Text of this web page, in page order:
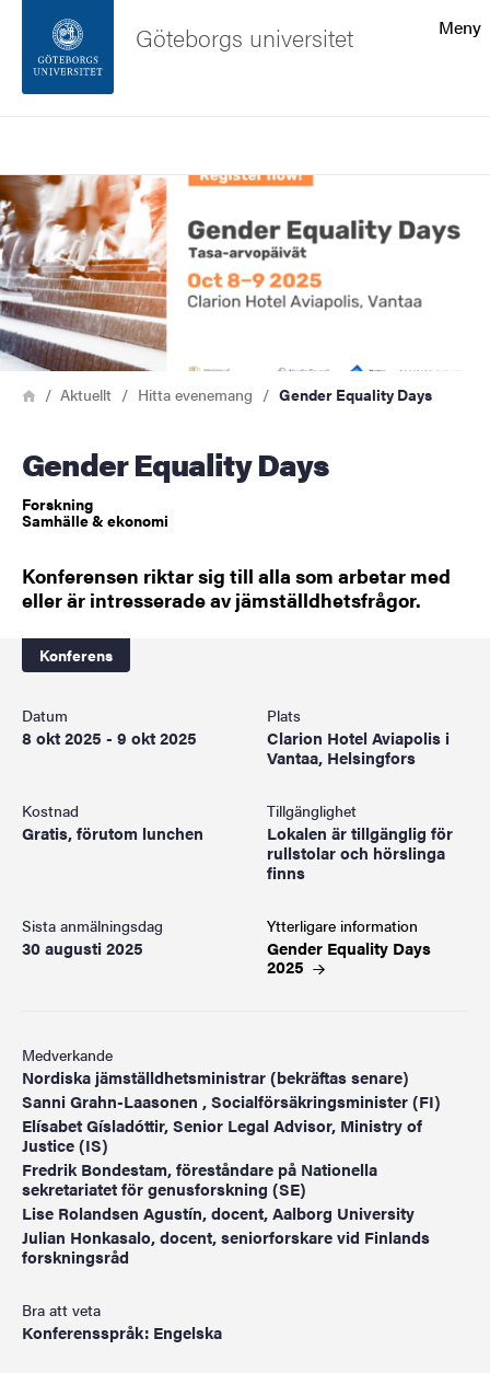
Sidfoten
Om webbplatsen
Meny
Göteborgs universitet
Bild
Länkstig
HemAktuellt Hitta evenemang Gender Equality Days
Gender Equality Days
Forskning
Samhälle & ekonomi
Konferensen riktar sig till alla som arbetar med
eller är intresserade av jämställdhetsfrågor.
Konferens
Datum
8 okt 2025 - 9 okt 2025
Plats
Clarion Hotel Aviapolis i
Vantaa, Helsingfors
Kostnad
Gratis, förutom lunchen
Tillgänglighet
Lokalen är tillgänglig för
rullstolar och hörslinga
finns
Sista anmälningsdag
30 augusti 2025
Ytterligare information
Gender Equality Days
2025
Medverkande
Nordiska jämställdhetsministrar (bekräftas senare)
Sanni Grahn-Laasonen , Socialförsäkringsminister (FI)
Elísabet Gísladóttir, Senior Legal Advisor, Ministry of
Justice (IS)
Fredrik Bondestam, föreståndare på Nationella
sekretariatet för genusforskning (SE)
Lise Rolandsen Agustín, docent, Aalborg University
Julian Honkasalo, docent, seniorforskare vid Finlands
forskningsråd
Bra att veta
Konferensspråk: Engelska